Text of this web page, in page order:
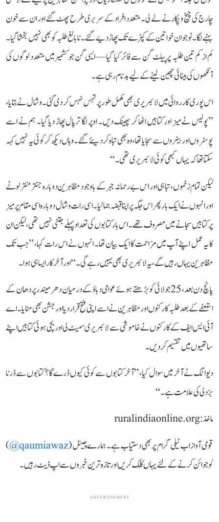
چارج کی چیخ و پکار نے لے لی۔ متعدد افراد کے سر بری طرح پھٹ گئے اور ان سے خون
بہنے لگا۔ نوجوان خواتین کے کپڑے تک پھاڑ دیے گئے۔ نابالغ طلبہ کو بھی نہیں بخشا گیا۔
کم از کم تین طلبہ پر پیلٹ گن سے فائر کیا گیا—ایسی گن جو کشمیر میں متعدد لوگوں کی
آنکھوں کی بینائی چھین لینے کے لیے بدنام رہی ہے۔
اس پوری کارروائی میں لائبریری بھی مکمل طور پر تہس نہس کر دی گئی۔ وشال نے بتایا،
’’پولیس نے میز اور کتابیں اٹھا کر پھینک دیں۔ اوپر لگا ترپال پھاڑ دیا گیا۔ ہم نے اسے
پوسٹروں اور بینروں سے سجایا تھا، وہ بھی تباہ کر دیئے گئے۔ وہاں دیکھ کر کوئی یہ نہیں کہہ
سکتا تھا کہ یہاں کبھی کوئی لائبریری تھی۔‘‘
لیکن تمام زخموں، تباہی اور اس بے رحمانہ جبر کے باوجود مظاہرین دوبارہ جنتر منتر لوٹے
اور انہوں نے ایک بار پھر اس جگہ پر اپنا قبضہ جما لیا۔ اسی رات وشال دوبارہ اسی مقام پر میز
پر کتابیں سجانے میں مصروف تھے۔ اس بار کتابوں کی تعداد پہلے جتنی نہیں تھی، لیکن ان
کا یہ عمل اپنے آپ میں مزاحمت کا ایک بیان تھا۔ انہوں نے اس رات کہا، ’’جب تک
مظاہرین یہاں رہیں گے، یہ لائبریری بھی یہیں رہے گی۔‘‘ اور آخرکار ایسا ہی ہوا۔
پانچ دن بعد، 25 جولائی کو بڑھتے ہوئے عوامی دباؤ کے درمیان دھرمیندر پردھان کے
استعفے کے بعد طلبہ کارکنوں اور مظاہرین نے اسے اپنی فتح قرار دیا اور جشن بھی منایا۔ اے
آئی ایس ایف کے کارکنوں نے خاموشی سے لائبریری سمیٹ لی اور بچی ہوئی کتابیں اپنے
ساتھیوں میں تقسیم کردیں۔
دیوانگ نے آخر میں سوال کیا، ’’آخر کتابوں سے کوئی کیوں ڈرے گا؟ کتابوں سے ڈرنا
بزدلی کی علامت ہے۔‘‘
ماخذ: ruralindiaonline.org
قومی آواز اب ٹیلی گرام پر بھی دستیاب ہے۔ ہمارے چینل (qaumiawaz@
)
کو جوائن کرنے کے لئے یہاں کلک کریں اور تازہ ترین خبروں سے اپ ڈیٹ رہیں۔
ADVERTISEMENT